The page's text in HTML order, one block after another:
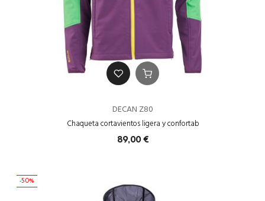
DECAN Z80
Chaqueta cortavientos ligera y confortab
89,00 €
-50%